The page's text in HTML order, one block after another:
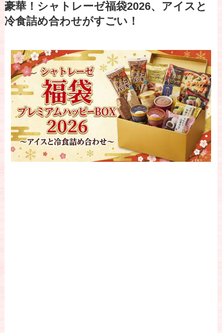
豪華！シャトレーゼ福袋2026、アイスと
冷食詰め合わせがすごい！